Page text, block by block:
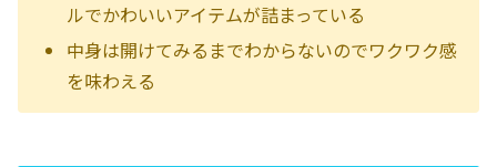
ルでかわいいアイテムが詰まっている
中身は開けてみるまでわからないのでワクワク感
を味わえる